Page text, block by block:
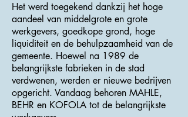
Het werd toegekend dankzij het hoge
aandeel van middelgrote en grote
werkgevers, goedkope grond, hoge
liquiditeit en de behulpzaamheid van de
gemeente. Hoewel na 1989 de
belangrijkste fabrieken in de stad
verdwenen, werden er nieuwe bedrijven
opgericht. Vandaag behoren MAHLE,
BEHR en KOFOLA tot de belangrijkste